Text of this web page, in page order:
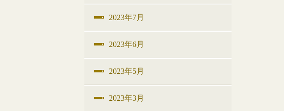
2023年7月
2023年6月
2023年5月
2023年3月